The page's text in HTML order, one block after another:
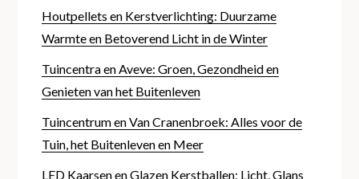
Houtpellets en Kerstverlichting: Duurzame
Warmte en Betoverend Licht in de Winter
Tuincentra en Aveve: Groen, Gezondheid en
Genieten van het Buitenleven
Tuincentrum en Van Cranenbroek: Alles voor de
Tuin, het Buitenleven en Meer
LED Kaarsen en Glazen Kerstballen: Licht, Glans